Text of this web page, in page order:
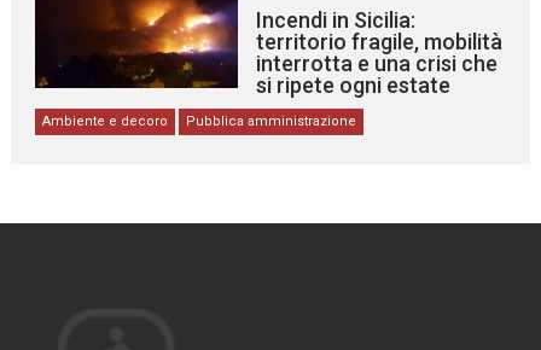
Incendi in Sicilia:
territorio fragile, mobilità
interrotta e una crisi che
si ripete ogni estate
Ambiente e decoro Pubblica amministrazione